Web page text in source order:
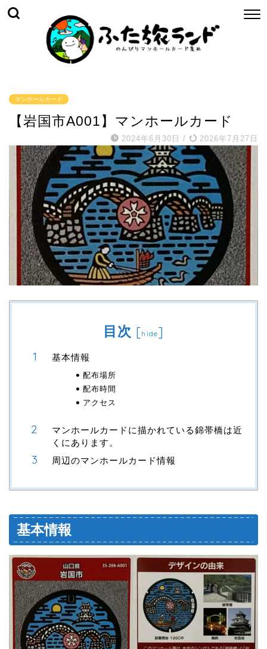
マンホールカード
【岩国市A001】マンホールカード
2024年6月30日 / 2026年7月27日
目次 [hide]
基本情報
配布場所
配布時間
アクセス
マンホールカードに描かれている錦帯橋は近
くにあります。
周辺のマンホールカード情報
基本情報